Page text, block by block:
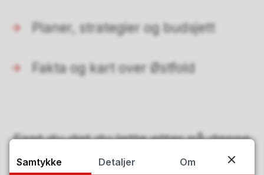
Planer, strategier og budsjett
Fakta og kart over Østfold
Fant du det du lette etter på denne
siden?
Samtykke Detaljer Om